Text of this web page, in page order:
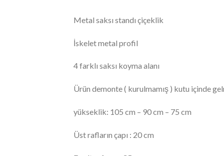
Metal saksı standı çiçeklik
İskelet metal profil
4 farklı saksı koyma alanı
Ürün demonte ( kurulmamış ) kutu içinde
yükseklik: 105 cm – 90 cm – 75 cm
Üst rafların çapı : 20 cm